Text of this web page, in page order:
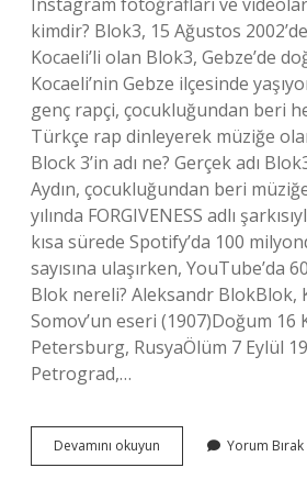
kimdir? Blok3, 15 Ağustos
Kocaeli’li olan Blok3, Gebze’de
Kocaeli’nin Gebze ilçesinde
genç rapçi, çocukluğundan beri
Türkçe rap dinleyerek müziğe
Block 3’in adı ne? Gerçek adı
Aydın, çocukluğundan beri
yılında FORGIVENESS adlı
kısa sürede Spotify’da 100
sayısına ulaşırken, YouTube’da
Blok nereli? Aleksandr BlokBlok,
Somov’un eseri (1907)Doğum 16
Petersburg, RusyaÖlüm 7 Eylül
Petrograd,…
Devamını okuyun
Gerçek
Yorum Bırak